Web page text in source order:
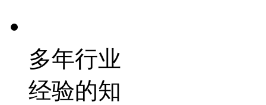
多年行业
经验的知